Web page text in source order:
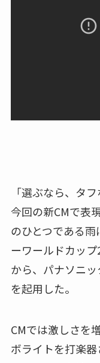
「選ぶなら、タ
今回の新CMで表
のひとつである
ーワールドカッ
から、パナソニ
を起用した。
CMでは激しさを
ボライトを打楽